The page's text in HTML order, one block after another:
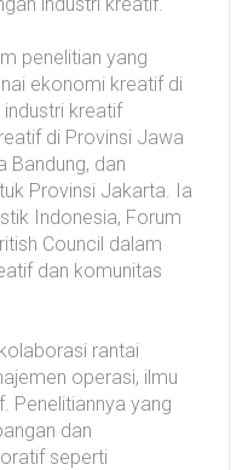
penelitian yang
ekonomi kreatif di
kreatif
di Provinsi Jawa
Bandung, dan
Provinsi Jakarta. Ia
Indonesia, Forum
Council dalam
dan komunitas
rantai
operasi, ilmu
Penelitiannya yang
dan
seperti